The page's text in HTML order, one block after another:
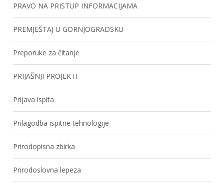
PRAVO NA PRISTUP INFORMACIJAMA
PREMJEŠTAJ U GORNJOGRADSKU
Preporuke za čitanje
PRIJAŠNJI PROJEKTI
Prijava ispita
Prilagodba ispitne tehnologije
Prirodopisna zbirka
Prirodoslovna lepeza